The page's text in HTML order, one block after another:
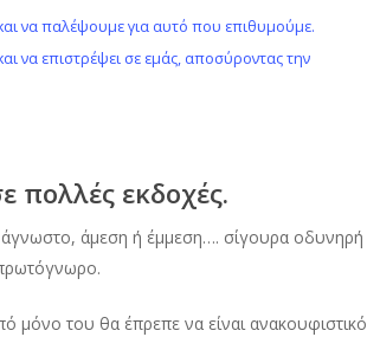
να παλέψουμε για αυτό που επιθυμούμε.
να επιστρέψει σε εμάς, αποσύροντας την
πολλές εκδοχές.
άγνωστο, άμεση ή έμμεση…. σίγουρα οδυνηρή
μόνο του θα έπρεπε να είναι ανακουφιστικό